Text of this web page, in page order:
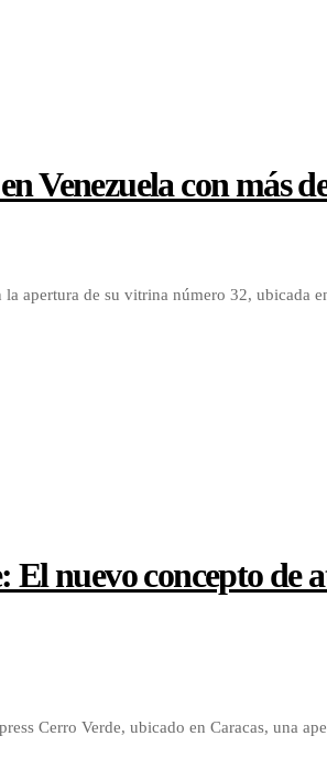
Venezuela con más
apertura de su vitrina número 32, ubicada
nuevo concepto de
Cerro Verde, ubicado en Caracas, una